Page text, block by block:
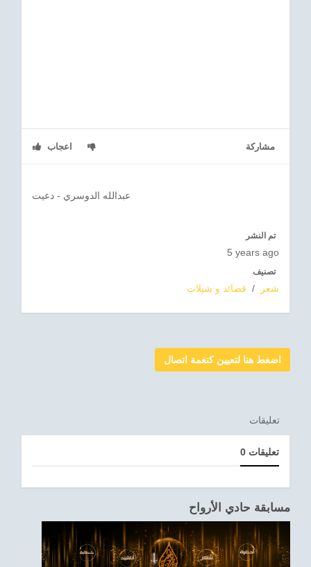
اعجاب مشاركة
تم النشر
5 years ago
تصنيف
شعر / قصائد و شيلات
اضغط هنا لتعيين كنغمة اتصال
تعليقات
0 تعليقات
مسابقة حادي الأرواح